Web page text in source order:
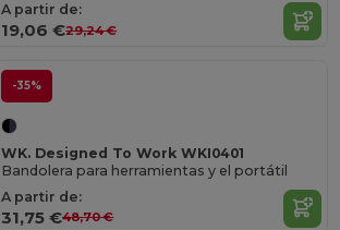
A partir de:
19,06 €29,24 €
-35%
WK. Designed To Work WKI0401
Bandolera para herramientas y el portátil
A partir de:
31,75 €48,70 €